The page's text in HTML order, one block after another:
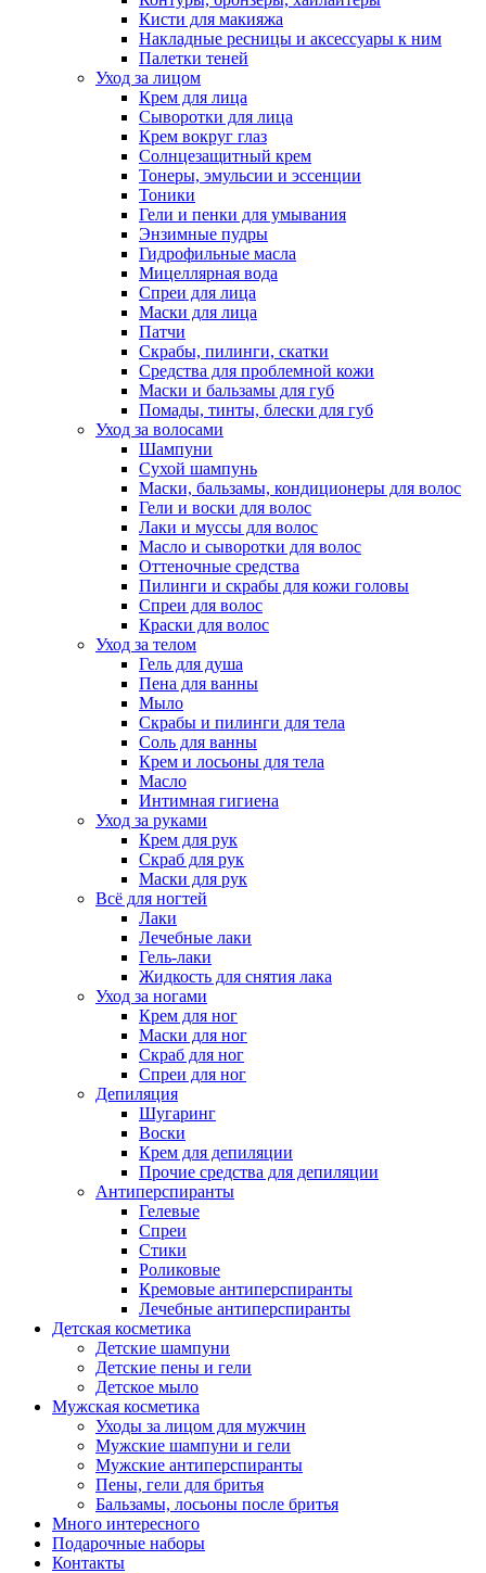
Кисти для макияжа
Накладные ресницы и аксессуары к ним
Палетки теней
Уход за лицом
Крем для лица
Сыворотки для лица
Крем вокруг глаз
Солнцезащитный крем
Тонеры, эмульсии и эссенции
Тоники
Гели и пенки для умывания
Энзимные пудры
Гидрофильные масла
Мицеллярная вода
Спреи для лица
Маски для лица
Патчи
Скрабы, пилинги, скатки
Средства для проблемной кожи
Маски и бальзамы для губ
Помады, тинты, блески для губ
Уход за волосами
Шампуни
Сухой шампунь
Маски, бальзамы, кондиционеры для волос
Гели и воски для волос
Лаки и муссы для волос
Масло и сыворотки для волос
Оттеночные средства
Пилинги и скрабы для кожи головы
Спреи для волос
Краски для волос
Уход за телом
Гель для душа
Пена для ванны
Мыло
Скрабы и пилинги для тела
Соль для ванны
Крем и лосьоны для тела
Масло
Интимная гигиена
Уход за руками
Крем для рук
Скраб для рук
Маски для рук
Всё для ногтей
Лаки
Лечебные лаки
Гель-лаки
Жидкость для снятия лака
Уход за ногами
Крем для ног
Маски для ног
Скраб для ног
Спреи для ног
Депиляция
Шугаринг
Воски
Крем для депиляции
Прочие средства для депиляции
Антиперспиранты
Гелевые
Спреи
Стики
Роликовые
Кремовые антиперспиранты
Лечебные антиперспиранты
Детская косметика
Детские шампуни
Детские пены и гели
Детское мыло
Мужская косметика
Уходы за лицом для мужчин
Мужские шампуни и гели
Мужские антиперспиранты
Пены, гели для бритья
Бальзамы, лосьоны после бритья
Много интересного
Подарочные наборы
Контакты